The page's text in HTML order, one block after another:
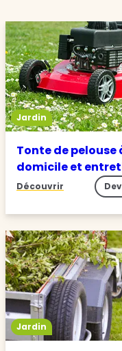
Jardin
Tonte de pelouse
domicile et
Découvrir
Jardin